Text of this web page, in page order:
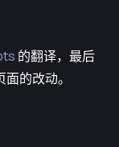
的翻译，最后
的改动。